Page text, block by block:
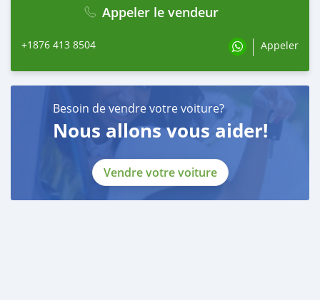
Appeler le vendeur
+1876 413 8504 Appeler
Besoin de vendre votre voiture?
Nous allons vous aider!
Vendre votre voiture